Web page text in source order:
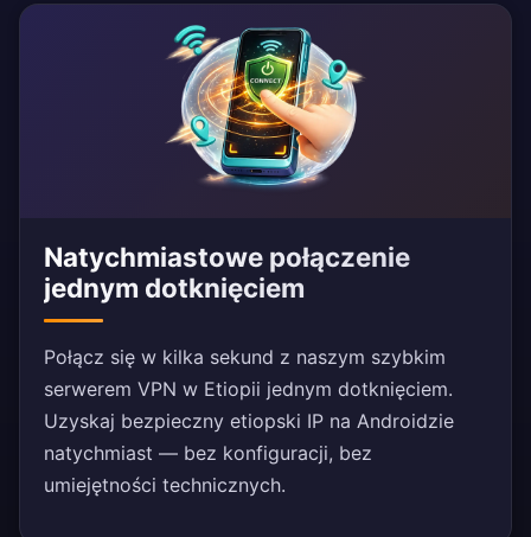
Natychmiastowe połączenie
jednym dotknięciem
Połącz się w kilka sekund z naszym szybkim
serwerem VPN w Etiopii jednym dotknięciem.
Uzyskaj bezpieczny etiopski IP na Androidzie
natychmiast — bez konfiguracji, bez
umiejętności technicznych.